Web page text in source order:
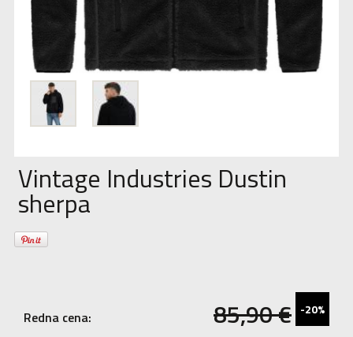
Vintage Industries Dustin
sherpa
-20%
85,90€
Redna cena: